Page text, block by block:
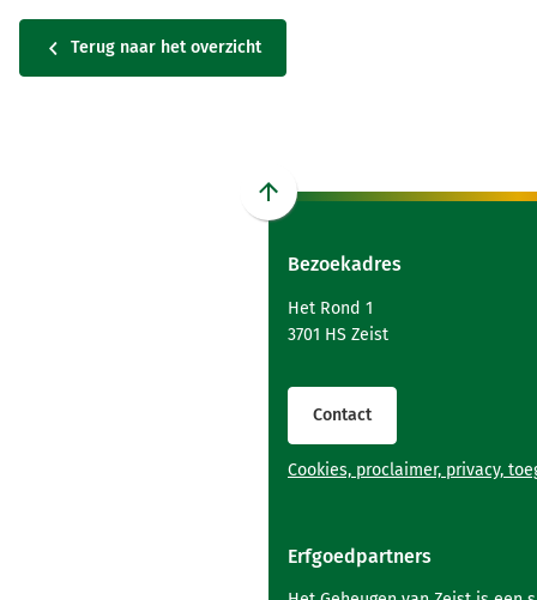
Terug naar het overzicht
Scroll
boven
het
van
paginainhoud
Bezoekadres
Het Rond 1
3701 HS Zeist
Contact
Cookies, proclaimer, privacy,
Erfgoedpartners